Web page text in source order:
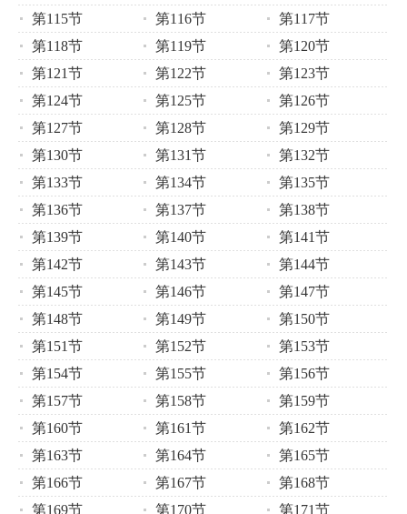
第115节
第116节
第117节
第118节
第119节
第120节
第121节
第122节
第123节
第124节
第125节
第126节
第127节
第128节
第129节
第130节
第131节
第132节
第133节
第134节
第135节
第136节
第137节
第138节
第139节
第140节
第141节
第142节
第143节
第144节
第145节
第146节
第147节
第148节
第149节
第150节
第151节
第152节
第153节
第154节
第155节
第156节
第157节
第158节
第159节
第160节
第161节
第162节
第163节
第164节
第165节
第166节
第167节
第168节
第169节
第170节 第171节